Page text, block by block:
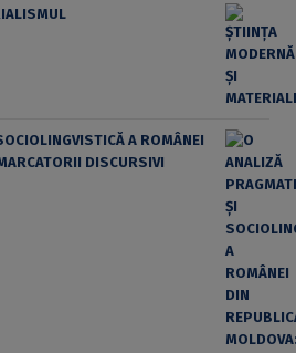
A ROMÂNEI
DISCURSIVI